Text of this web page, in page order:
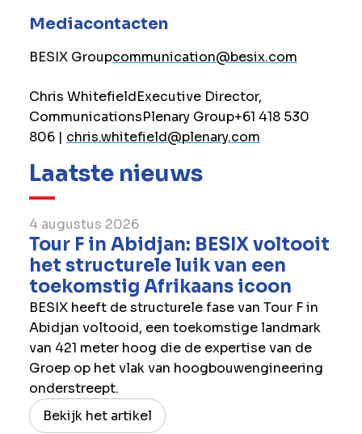
Mediacontacten
BESIX Groupcommunication@besix.com
Chris WhitefieldExecutive Director,
CommunicationsPlenary Group+61 418 530
806 | chris.whitefield@plenary.com
Laatste nieuws
4 augustus 2026
Tour F in Abidjan: BESIX voltooit
het structurele luik van een
toekomstig Afrikaans icoon
BESIX heeft de structurele fase van Tour F in
Abidjan voltooid, een toekomstige landmark
van 421 meter hoog die de expertise van de
Groep op het vlak van hoogbouwengineering
onderstreept.
Bekijk het artikel